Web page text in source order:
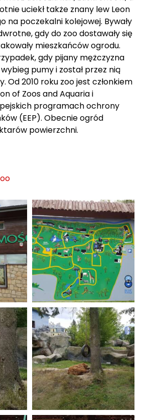
uciekł także znany lew Leon
na poczekalni kolejowej. Bywały
gdy do zoo dostawały się
mieszkańców ogrodu.
gdy pijany mężczyzna
pumy i został przez nią
Od 2010 roku zoo jest członkiem
of Zoos and Aquaria i
programach ochrony
(EEP). Obecnie ogród
hektarów powierzchni.